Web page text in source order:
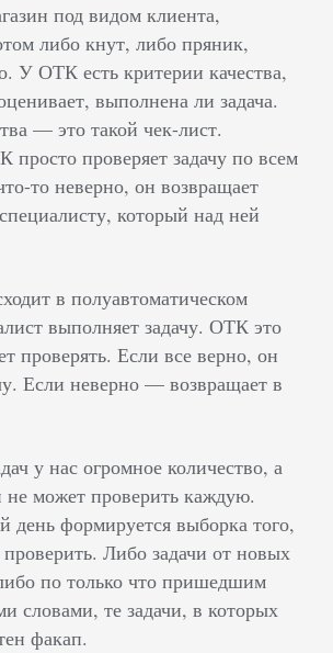
под видом клиента,
либо кнут, либо пряник,
У ОТК есть критерии качества,
выполнена ли задача.
— это такой чек-лист.
проверяет задачу по всем
то неверно, он возвращает
который над ней
в полуавтоматическом
выполняет задачу. ОТК это
проверять. Если все верно, он
Если неверно — возвращает в
у нас огромное количество, а
может проверить каждую.
день формируется выборка того,
Либо задачи от новых
по только что пришедшим
словами, те задачи, в которых
факап.